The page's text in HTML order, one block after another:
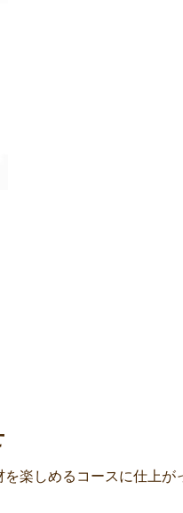
楽しめるコースに仕上が